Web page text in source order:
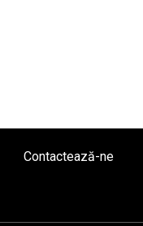
Contactează-ne